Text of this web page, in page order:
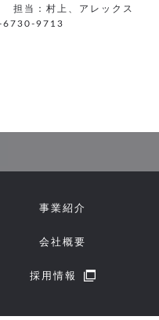
担当：村上、アレックス
9713
事業紹介
会社概要
採用情報